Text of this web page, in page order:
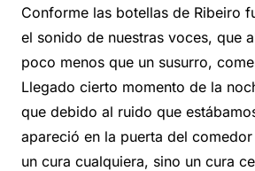
Conforme las botellas de Ribeiro
el sonido de nuestras voces, que
poco menos que un susurro,
Llegado cierto momento de la
que debido al ruido que
apareció en la puerta del
un cura cualquiera, sino un cura